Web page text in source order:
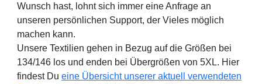
Wunsch hast, lohnt sich immer eine Anfrage an
unseren persönlichen Support, der Vieles möglich
machen kann.
Unsere Textilien gehen in Bezug auf die Größen bei
134/146 los und enden bei Übergrößen von 5XL. Hier
findest Du eine Übersicht unserer aktuell verwendeten